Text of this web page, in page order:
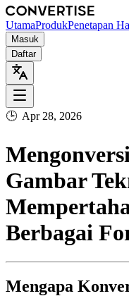
UtamaProdukPenetapan
Masuk
Daftar
🕒 Apr 28, 2026
Gambar
Berbagai
Mengapa